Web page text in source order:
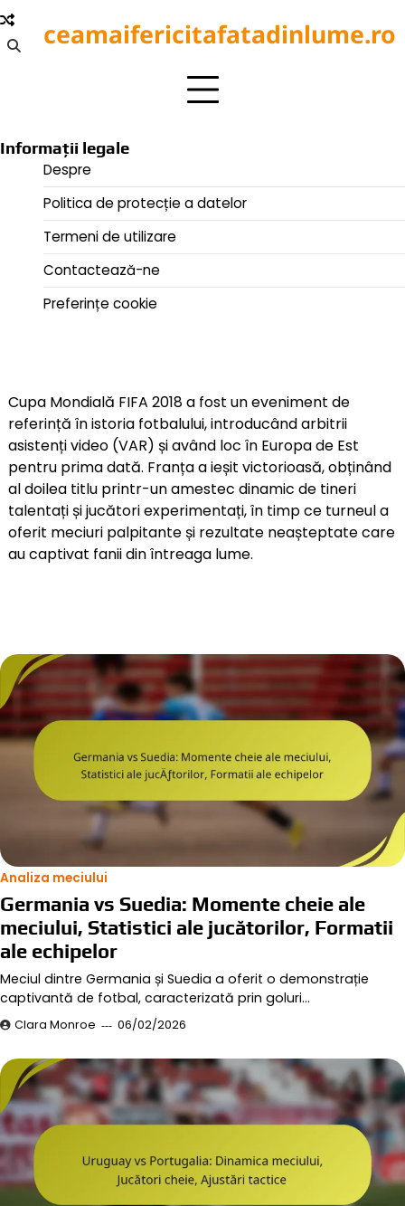
Skip
to
content
ceamaifericitafatadinlume.ro
Informații legale
Despre
Politica de protecție a datelor
Termeni de utilizare
Contactează-ne
Preferințe cookie
Cupa Mondială FIFA 2018 a fost un eveniment de
referință în istoria fotbalului, introducând arbitrii
asistenți video (VAR) și având loc în Europa de Est
pentru prima dată. Franța a ieșit victorioasă, obținând
al doilea titlu printr-un amestec dinamic de tineri
talentați și jucători experimentați, în timp ce turneul a
oferit meciuri palpitante și rezultate neașteptate care
au captivat fanii din întreaga lume.
Analiza meciului
Germania vs Suedia: Momente cheie ale
meciului, Statistici ale jucătorilor, Formatii
ale echipelor
Meciul dintre Germania și Suedia a oferit o demonstrație
captivantă de fotbal, caracterizată prin goluri…
Clara Monroe 06/02/2026